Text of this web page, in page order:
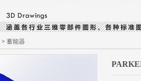
> 蓄能器